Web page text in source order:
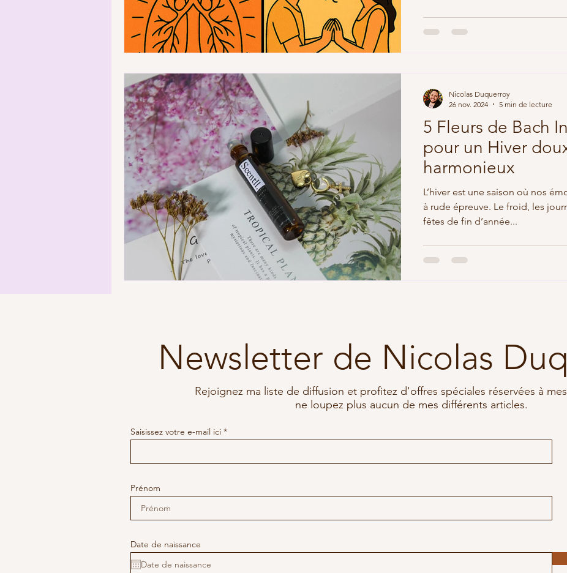
5 Fleurs de Bach
pour un Hiver
harmonieux
L’hiver est une saison où nos
à rude épreuve. Le froid, les
fêtes de fin d’année...
Nicolas Duquerroy
26 nov. 2024
5 min de lecture
Newsletter de Nicolas
Rejoignez ma liste de diffusion et profitez d'offres spéciales réservées à
ne loupez plus aucun de mes différents articles.
Saisissez votre e-mail ici
Prénom
Date de naissance